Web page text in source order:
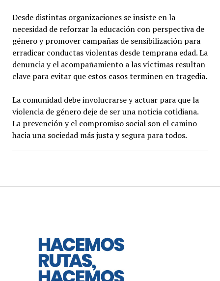
Desde distintas organizaciones se insiste en la
necesidad de reforzar la educación con perspectiva de
género y promover campañas de sensibilización para
erradicar conductas violentas desde temprana edad. La
denuncia y el acompañamiento a las víctimas resultan
clave para evitar que estos casos terminen en tragedia.
La comunidad debe involucrarse y actuar para que la
violencia de género deje de ser una noticia cotidiana.
La prevención y el compromiso social son el camino
hacia una sociedad más justa y segura para todos.